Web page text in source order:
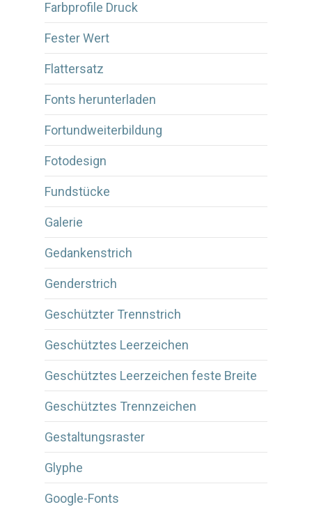
Farbprofile Druck
Fester Wert
Flattersatz
Fonts herunterladen
Fortundweiterbildung
Fotodesign
Fundstücke
Galerie
Gedankenstrich
Genderstrich
Geschützter Trennstrich
Geschütztes Leerzeichen
Geschütztes Leerzeichen feste Breite
Geschütztes Trennzeichen
Gestaltungsraster
Glyphe
Google-Fonts